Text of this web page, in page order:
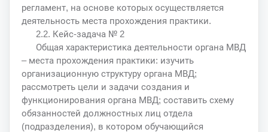
регламент, на основе которых осуществляется
деятельность места прохождения практики.
2.2. Кейс-задача № 2
Общая характеристика деятельности органа МВД
– места прохождения практики: изучить
организационную структуру органа МВД;
рассмотреть цели и задачи создания и
функционирования органа МВД; составить схему
обязанностей должностных лиц отдела
(подразделения), в котором обучающийся